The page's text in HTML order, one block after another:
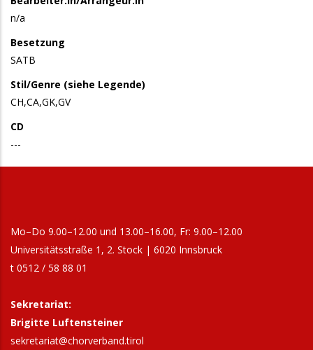
n/a
Besetzung
SATB
Stil/Genre (siehe Legende)
CH,CA,GK,GV
CD
---
Mo–Do 9.00–12.00 und 13.00–16.00, Fr: 9.00–12.00
Universitätsstraße 1, 2. Stock | 6020 Innsbruck
t 0512 / 58 88 01
Sekretariat:
Brigitte Luftensteiner
sekretariat@chorverband.tirol